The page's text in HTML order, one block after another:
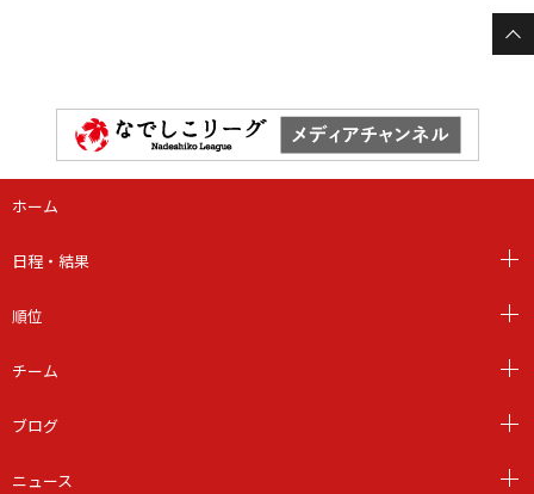
ホーム
日程・結果
順位
チーム
ブログ
ニュース